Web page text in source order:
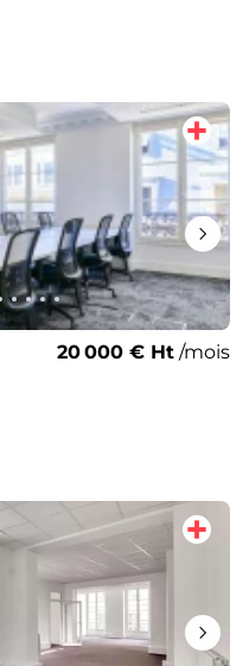
20 000 € Ht /mois